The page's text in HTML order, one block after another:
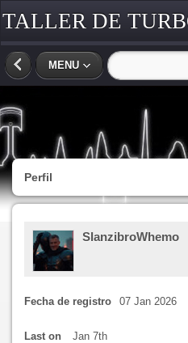
TALLER DE
COSTA
MENU
Perfil
SlanzibroWhemo
Fecha de registro 07 Jan 2026
Last on Jan 7th